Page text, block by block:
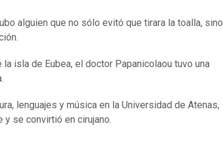
alguien que no sólo evitó que tirara la toalla, sino
isla de Eubea, el doctor Papanicolaou tuvo una
lenguajes y música en la Universidad de Atenas,
se convirtió en cirujano.